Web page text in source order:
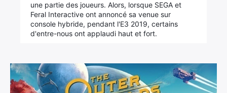
une partie des joueurs. Alors, lorsque SEGA et
Feral Interactive ont annoncé sa venue sur
console hybride, pendant l'E3 2019, certains
d'entre-nous ont applaudi haut et fort.